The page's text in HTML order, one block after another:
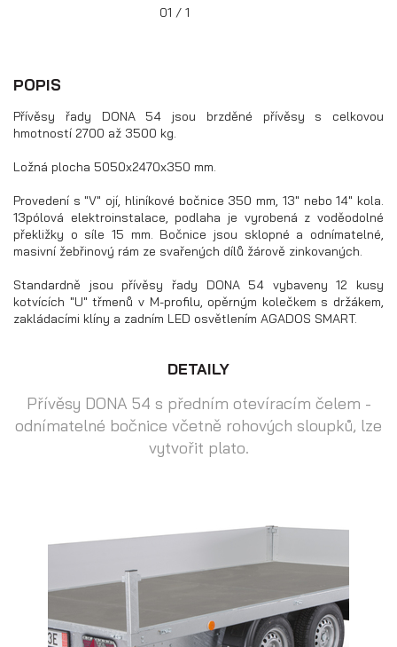
Přívěsy s koly pod ložnou plochou
(hliníkové a plechové bočnice)
Přepravníky motocyklů
01 / 1
POPIS
Přívěsy řady DONA 54 jsou brzděné přívěsy s celkovou
hmotností 2700 až 3500 kg.
Ložná plocha 5050x2470x350 mm.
Provedení s "V" ojí, hliníkové bočnice 350 mm, 13" nebo 14" kola.
13pólová elektroinstalace, podlaha je vyrobená z voděodolné
překližky o síle 15 mm. Bočnice jsou sklopné a odnímatelné,
masivní žebřinový rám ze svařených dílů žárově zinkovaných.
Standardně jsou přívěsy řady DONA 54 vybaveny 12 kusy
kotvících "U" třmenů v M-profilu, opěrným kolečkem s držákem,
zakládacími klíny a zadním LED osvětlením AGADOS SMART.
DETAILY
Přívěsy DONA 54 s předním otevíracím čelem -
odnímatelné bočnice včetně rohových sloupků, lze
vytvořit plato.